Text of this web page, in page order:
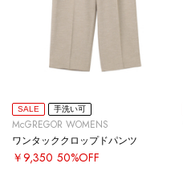
SALE 手洗い可
McGREGOR WOMENS
ワンタッククロップドパンツ
￥9,350 50%OFF